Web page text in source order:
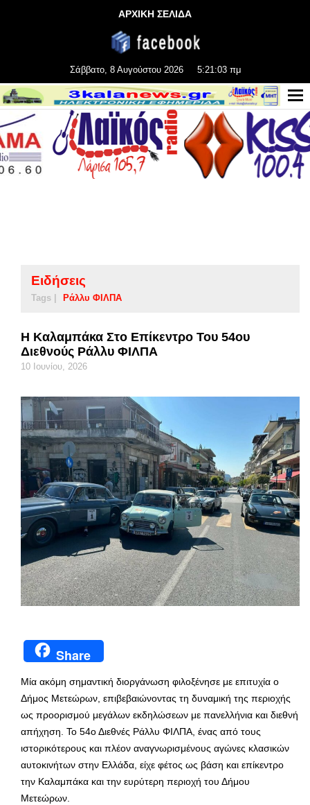
ΑΡΧΙΚΗ ΣΕΛΙΔΑ
Σάββατο, 8 Αυγούστου 2026 5:21:04 πμ
Ειδήσεις
Tags | Ράλλυ ΦΙΛΠΑ
Η Καλαμπάκα Στο Επίκεντρο Του 54ου
Διεθνούς Ράλλυ ΦΙΛΠΑ
10 Ιουνίου, 2026
Share
Μία ακόμη σημαντική διοργάνωση φιλοξένησε με επιτυχία ο
Δήμος Μετεώρων, επιβεβαιώνοντας τη δυναμική της περιοχής
ως προορισμού μεγάλων εκδηλώσεων με πανελλήνια και διεθνή
απήχηση. Το 54ο Διεθνές Ράλλυ ΦΙΛΠΑ, ένας από τους
ιστορικότερους και πλέον αναγνωρισμένους αγώνες κλασικών
αυτοκινήτων στην Ελλάδα, είχε φέτος ως βάση και επίκεντρο
την Καλαμπάκα και την ευρύτερη περιοχή του Δήμου
Μετεώρων.